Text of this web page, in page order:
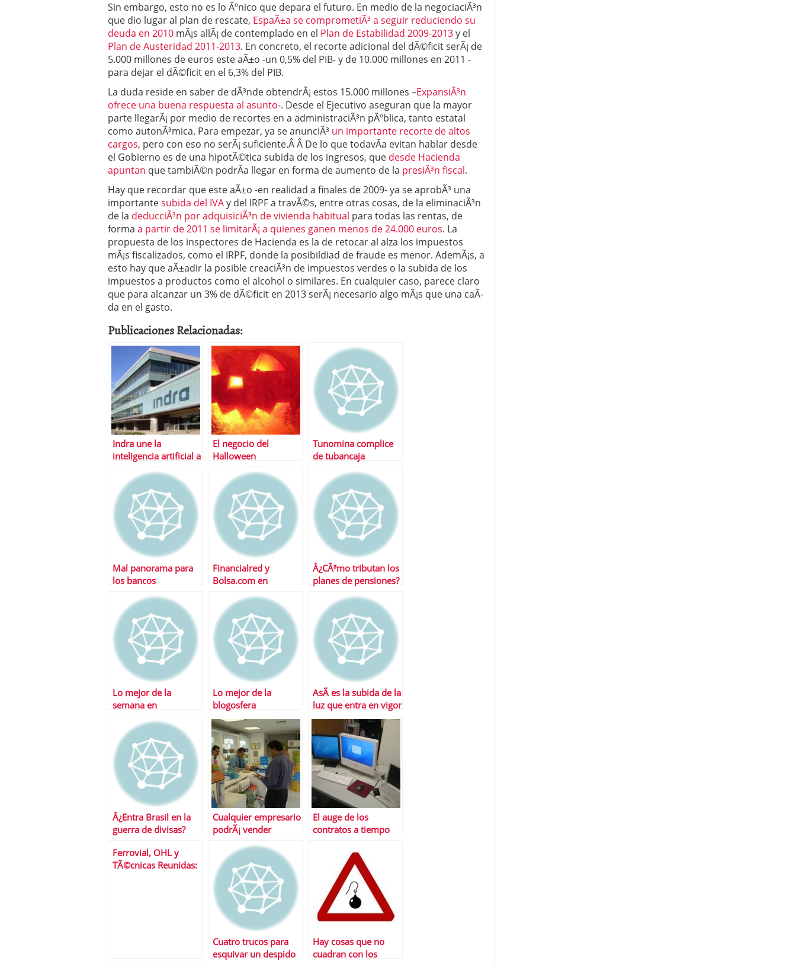
Sin embargo, esto no es lo Ãºnico que depara el futuro. En medio de la negociaciÃ³n
que dio lugar al plan de rescate, EspaÃ±a se comprometiÃ³ a seguir reduciendo su
deuda en 2010 mÃ¡s allÃ¡ de contemplado en el Plan de Estabilidad 2009-2013y el
Plan de Austeridad 2011-2013. En concreto, el recorte adicional del dÃ©ficit serÃ¡ de
5.000 millones de euros este aÃ±o -un 0,5% del PIB- y de 10.000 millones en 2011 -
para dejar el dÃ©ficit en el 6,3% del PIB.
La duda reside en saber de dÃ³nde obtendrÃ¡ estos 15.000 millones –ExpansiÃ³n
ofrece una buena respuesta al asunto-. Desde el Ejecutivo aseguran que la mayor
parte llegarÃ¡ por medio de recortes en a administraciÃ³n pÃºblica, tanto estatal
como autonÃ³mica. Para empezar, ya se anunciÃ³ un importante recorte de altos
cargos, pero con eso no serÃ¡ suficiente.Â Â De lo que todavÃ­a evitan hablar desde
el Gobierno es de una hipotÃ©tica subida de los ingresos, que desde Hacienda
apuntan que tambiÃ©n podrÃ­a llegar en forma de aumento de la presiÃ³n fiscal.
Hay que recordar que este aÃ±o -en realidad a finales de 2009- ya se aprobÃ³ una
importantesubida del IVAy del IRPF a travÃ©s, entre otras cosas, de la eliminaciÃ³n
de la deducciÃ³n por adquisiciÃ³n de vivienda habitual para todas las rentas, de
forma a partir de 2011 se limitarÃ¡ a quienes ganen menos de 24.000 euros. La
propuesta de los inspectores de Hacienda es la de retocar al alza los impuestos
mÃ¡s fiscalizados, como el IRPF, donde la posibildiad de fraude es menor. AdemÃ¡s, a
esto hay que aÃ±adir la posible creaciÃ³n de impuestos verdes o la subida de los
impuestos a productos como el alcohol o similares. En cualquier caso, parece claro
que para alcanzar un 3% de dÃ©ficit en 2013 serÃ¡ necesario algo mÃ¡s que una caÃ­
da en el gasto.
Publicaciones Relacionadas:
Indra une la
inteligencia artificial a
aconsejar a los
inversores
El negocio del
Halloween
Tunomina complice
de tubancaja
Mal panorama para
los bancos
Financialred y
Bolsa.com en
Â¿CÃ³mo tributan los
planes de pensiones?
Lo mejor de la
semana en
Lo mejor de la
blogosfera
AsÃ­ es la subida de la
luz que entra en vigor
en enero
Â¿Entra Brasil en la
guerra de divisas?
Cualquier empresario
podrÃ¡ vender
segÃºn la Ley de
Servicios
Profesionales
El auge de los
contratos a tiempo
Ferrovial, OHL y
TÃ©cnicas Reunidas:
Cuatro trucos para
esquivar un despido
Hay cosas que no
cuadran con los